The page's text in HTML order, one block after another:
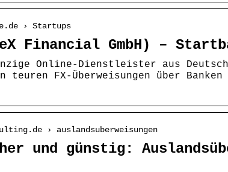
› Startups
Financial GmbH) –
Online-Dienstleister aus
FX-Überweisungen über
› auslandsuberweisungen
und günstig: